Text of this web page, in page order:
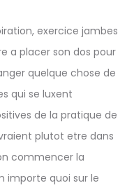
exercice jambes
a placer son dos pour
quelque chose de
qui se luxent
de la pratique de
plutot etre dans
commencer la
importe quoi sur le